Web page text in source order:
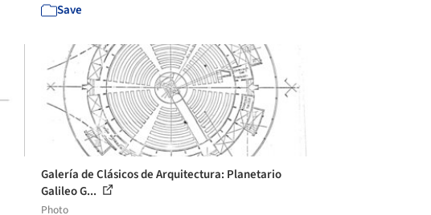
Save
Galería de Clásicos de Arquitectura: Planetario
Galileo G...
Photo